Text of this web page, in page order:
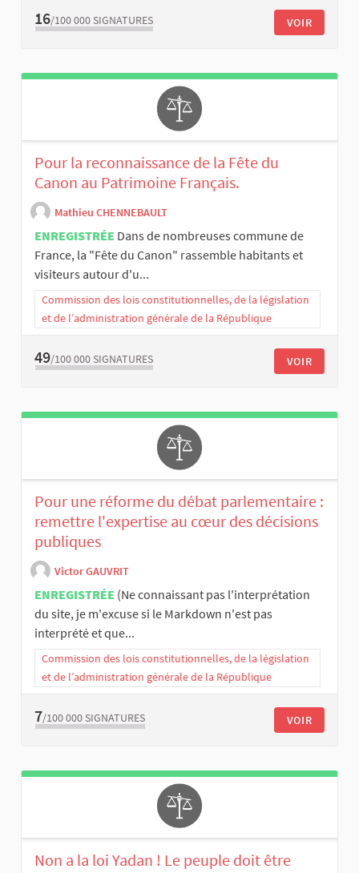
16/100 000 SIGNATURES VOIR
Pour la reconnaissance de la Fête du
Canon au Patrimoine Français.
Mathieu CHENNEBAULT
ENREGISTRÉE Dans de nombreuses commune de
France, la "Fête du Canon" rassemble habitants et
visiteurs autour d'u...
Commission des lois constitutionnelles, de la législation
et de l’administration générale de la République
49/100 000 SIGNATURES VOIR
Pour une réforme du débat parlementaire :
remettre l'expertise au cœur des décisions
publiques
Victor GAUVRIT
ENREGISTRÉE (Ne connaissant pas l'interprétation
du site, je m'excuse si le Markdown n'est pas
interprété et que...
Commission des lois constitutionnelles, de la législation
et de l’administration générale de la République
7/100 000 SIGNATURES VOIR
Non a la loi Yadan ! Le peuple doit être